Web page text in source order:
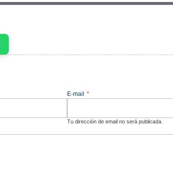
E-mail *
Tu dirección de email no será publicada.